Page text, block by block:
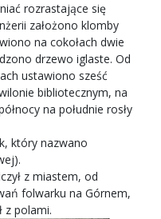
rozrastające się
założono klomby
na cokołach dwie
drzewo iglaste. Od
ustawiono sześć
bibliotecznym, na
na południe rosły
który nazwano
z miastem, od
folwarku na Górnem,
z polami.